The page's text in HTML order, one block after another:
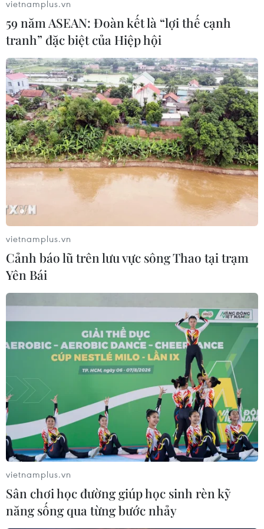
Hay như Công ty VNPT Technology đang đẩy
mạnh khả năng thiết kế và làm sản phẩm để
chủ động thay đổi các linh kiện, nguyên vật liệu
khác nhau mà vẫn đảm bảo chất lượng sản
phẩm.../.
(TTXVN/Vietnam+)
#VNPT Technology
#Hyundai Motor
#thiếu hụt chip
Theo dõi VietnamPlus
TIN LIÊN QUAN
vietnamplus.vn
59 năm ASEAN: Đoàn kết là “lợi thế cạnh
tranh” đặc biệt của Hiệp hội
vietnamplus.vn
Cảnh báo lũ trên lưu vực sông Thao tại trạm
Yên Bái
vietnamplus.vn
Sân chơi học đường giúp học sinh rèn kỹ
năng sống qua từng bước nhảy